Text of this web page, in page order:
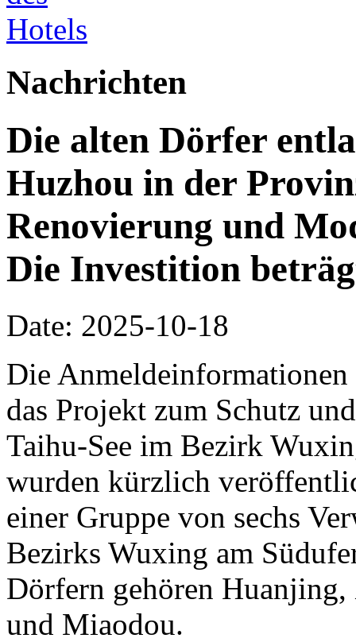
Nachrichten
Die alten Dörfer
Huzhou in der
Renovierung und
Die Investition
Date: 2025-10-18
Die
das Projekt zum Schutz
Taihu-See im Bezirk
wurden kürzlich
einer Gruppe von sechs
Bezirks Wuxing am
Dörfern gehören
und Miaodou.